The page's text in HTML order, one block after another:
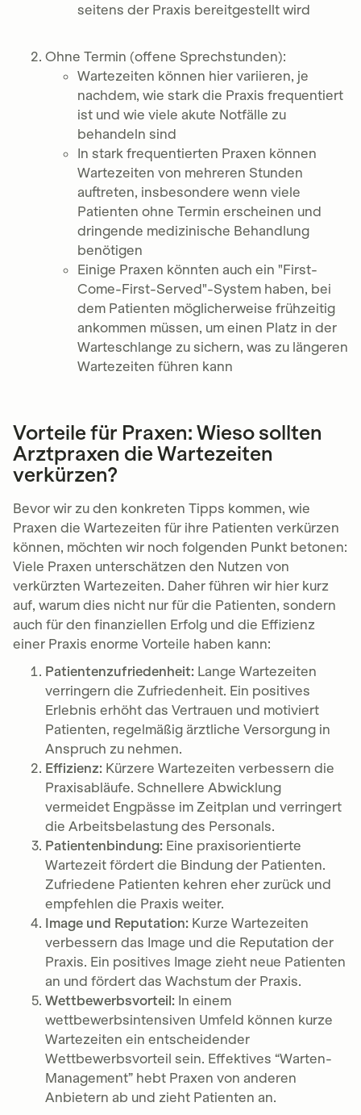
seitens der Praxis bereitgestellt wird
Ohne Termin (offene Sprechstunden):
Wartezeiten können hier variieren, je
nachdem, wie stark die Praxis frequentiert
ist und wie viele akute Notfälle zu
behandeln sind
In stark frequentierten Praxen können
Wartezeiten von mehreren Stunden
auftreten, insbesondere wenn viele
Patienten ohne Termin erscheinen und
dringende medizinische Behandlung
benötigen
Einige Praxen könnten auch ein "First-
Come-First-Served"-System haben, bei
dem Patienten möglicherweise frühzeitig
ankommen müssen, um einen Platz in der
Warteschlange zu sichern, was zu längeren
Wartezeiten führen kann
Vorteile für Praxen: Wieso sollten
Arztpraxen die Wartezeiten
verkürzen?
Bevor wir zu den konkreten Tipps kommen, wie
Praxen die Wartezeiten für ihre Patienten verkürzen
können, möchten wir noch folgenden Punkt betonen:
Viele Praxen unterschätzen den Nutzen von
verkürzten Wartezeiten. Daher führen wir hier kurz
auf, warum dies nicht nur für die Patienten, sondern
auch für den finanziellen Erfolg und die Effizienz
einer Praxis enorme Vorteile haben kann:
Patientenzufriedenheit: Lange Wartezeiten
verringern die Zufriedenheit. Ein positives
Erlebnis erhöht das Vertrauen und motiviert
Patienten, regelmäßig ärztliche Versorgung in
Anspruch zu nehmen.
Effizienz: Kürzere Wartezeiten verbessern die
Praxisabläufe. Schnellere Abwicklung
vermeidet Engpässe im Zeitplan und verringert
die Arbeitsbelastung des Personals.
Patientenbindung: Eine praxisorientierte
Wartezeit fördert die Bindung der Patienten.
Zufriedene Patienten kehren eher zurück und
empfehlen die Praxis weiter.
Image und Reputation: Kurze Wartezeiten
verbessern das Image und die Reputation der
Praxis. Ein positives Image zieht neue Patienten
an und fördert das Wachstum der Praxis.
Wettbewerbsvorteil: In einem
wettbewerbsintensiven Umfeld können kurze
Wartezeiten ein entscheidender
Wettbewerbsvorteil sein. Effektives “Warten-
Management” hebt Praxen von anderen
Anbietern ab und zieht Patienten an.